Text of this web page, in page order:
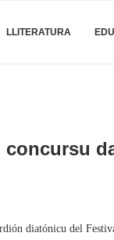
LLITERATURA
diatónicu del